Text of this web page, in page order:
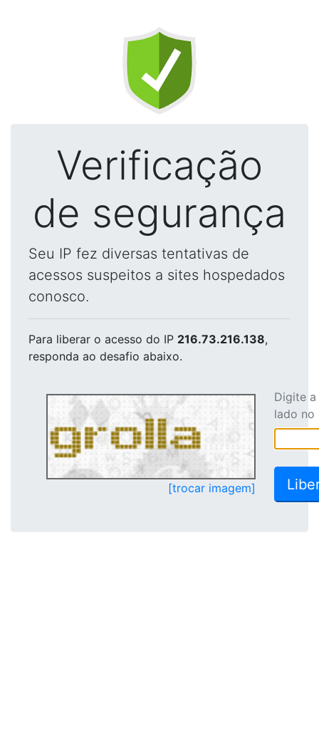
Verificação
de segurança
Seu IP fez diversas tentativas de
acessos suspeitos a sites hospedados
conosco.
Para liberar o acesso do IP 216.73.216.138,
responda ao desafio abaixo.
[trocar imagem]
Digite
lado no